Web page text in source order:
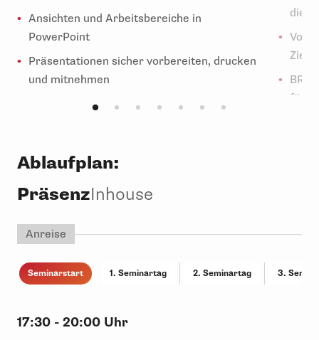
Ansichten und Arbeitsbereiche in
PowerPoint
Präsentationen sicher vorbereiten, drucken
und mitnehmen
die
BR-
für
Ablaufplan:
PräsenzInhouse
Anreise
Seminarstart 1. Seminartag 2. Seminartag 3.
17:30 - 20:00 Uhr